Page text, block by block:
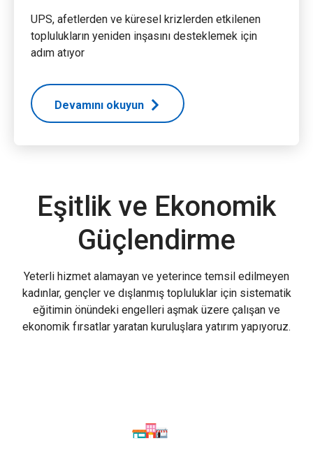
UPS, afetlerden ve küresel krizlerden etkilenen
toplulukların yeniden inşasını desteklemek için
adım atıyor
Devamını okuyun
Eşitlik ve Ekonomik
Güçlendirme
Yeterli hizmet alamayan ve yeterince temsil edilmeyen
kadınlar, gençler ve dışlanmış topluluklar için sistematik
eğitimin önündeki engelleri aşmak üzere çalışan ve
ekonomik fırsatlar yaratan kuruluşlara yatırım yapıyoruz.